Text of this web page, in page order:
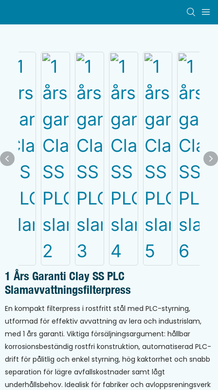
1 Års Garanti Clay SS PLC
Slamavvattningsfilterpress
En kompakt filterpress i rostfritt stål med PLC-styrning,
utformad för effektiv avvattning av lera och industrislam,
med 1 års garanti. Viktiga försäljningsargument: hållbar
korrosionsbeständig rostfri konstruktion, automatiserad PLC-
drift för pålitlig och enkel styrning, hög kaktorrhet och snabb
separation för lägre avfallskostnader samt lågt
underhållsbehov. Idealisk för fabriker och avloppsreningsverk